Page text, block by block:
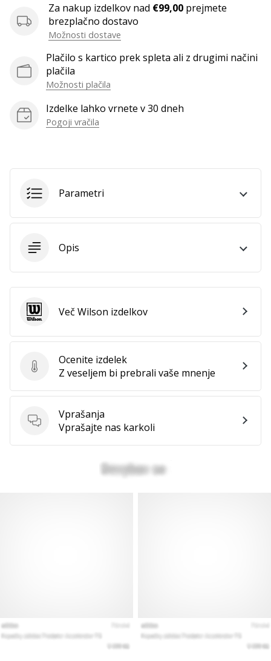
Začnite
služiti.
Pridružite
našemu…
Prikaži
Za nakup izdelkov nad €99,00 prejmete
brezplačno dostavo
Možnosti dostave
Plačilo s kartico prek spleta ali z drugimi načini
plačila
Možnosti plačila
Izdelke lahko vrnete v 30 dneh
Pogoji vračila
Parametri
Opis
Ocenite izdelek
Ocenite izdelek
Z veseljem bi prebrali vaše mnenje
Vprašanja
Vprašanja
Vprašajte nas karkoli
WilsonVeč Wilson izdelkov